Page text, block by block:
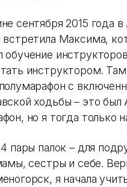
сентября 2015 года в
встретила Максима,
обучение
инструктором.
с
ходьбы – это был
но я тогда только
пары палок – для
сестры и себе.
я начала